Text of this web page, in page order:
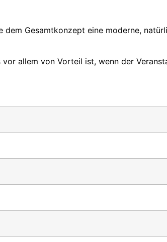
Gesamtkonzept eine moderne,
allem von Vorteil ist, wenn der